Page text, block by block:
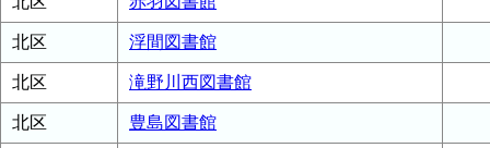
北区 浮間図書館
北区 滝野川西図書館
北区 豊島図書館